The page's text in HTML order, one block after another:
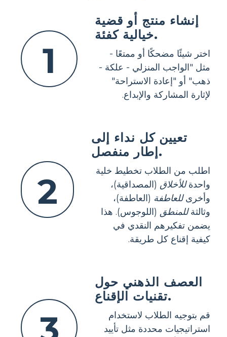
1
إنشاء منتج أو قضية
خيالية كفئة.
اختر شيئًا مضحكًا أو ممتعًا -
مثل "الواجب المنزلي - علكة -
ذهب" أو "إعادة الاستراحة"
لإثارة المشاركة والإبداع.
2
تعيين كل نداء إلى
إطار منفصل.
اطلب من الطلاب تخطيط خلية
واحدةللأخلاق (المصداقية)،
وأخرىللعاطفة (العاطفة)،
وثالثةللمنطق (اللوجوس). هذا
يضمن تفكيرهم النقدي في
كيفية إقناع كل طريقة.
العصف الذهني حول
تقنيات الإقناع.
قم بتوجيه الطلاب لاستخدام
استراتيجيات محددة مثل تأييد